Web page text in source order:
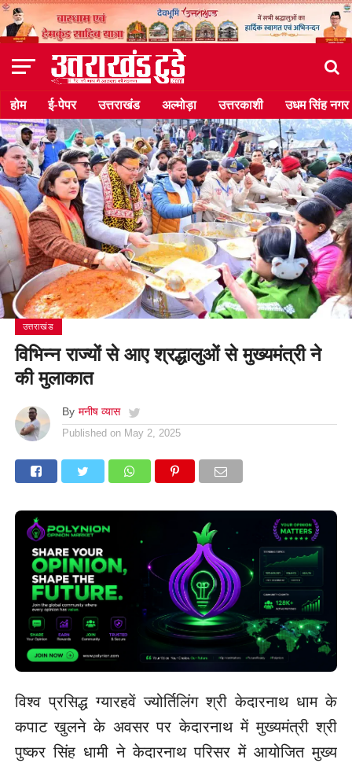
होम ई-पेपर उत्तराखंड अल्मोड़ा उत्तरकाशी उधम सिंह नगर
उत्तराखंड
विभिन्न राज्यों से आए श्रद्धालुओं से मुख्यमंत्री ने
की मुलाकात
By मनीष व्यास
Published on May 2, 2025
विश्व प्रसिद्ध ग्यारहवें ज्योर्तिलिंग श्री केदारनाथ धाम के
कपाट खुलने के अवसर पर केदारनाथ में मुख्यमंत्री श्री
पुष्कर सिंह धामी ने केदारनाथ परिसर में आयोजित मुख्य